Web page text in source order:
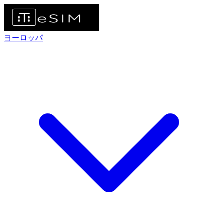
ヨーロッパ